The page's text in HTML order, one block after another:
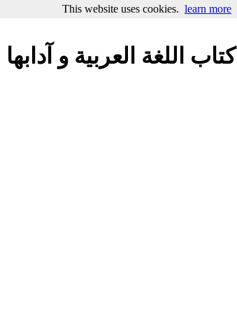
اللغة العربية و
This website uses cookies. learn more